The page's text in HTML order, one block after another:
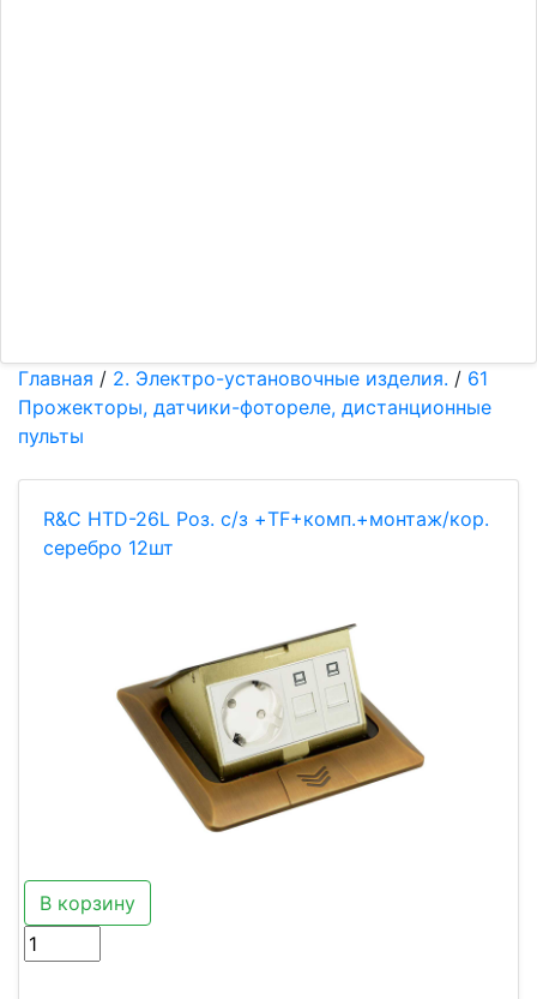
Главная / 2. Электро-установочные изделия. / 61
Прожекторы, датчики-фотореле, дистанционные
пульты
R&C HTD-26L Роз. с/з +TF+комп.+монтаж/кор.
серебро 12шт
В корзину